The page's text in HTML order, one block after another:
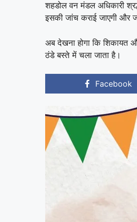
शहडोल वन मंडल अधिकारी
इसकी जांच कराई जाएगी और
अब देखना होगा कि शिकायत
ठंडे बस्ते में चला जाता है।
Facebook